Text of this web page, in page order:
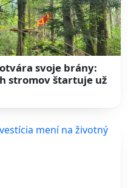
svoje brány:
stromov štartuje už